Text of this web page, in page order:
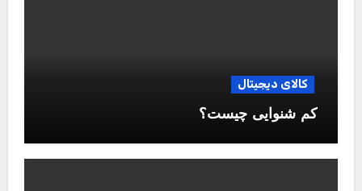
کالای دیجیتال
کم شنوایی چیست؟